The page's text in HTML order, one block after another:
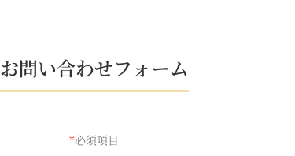
お問い合わせフォーム
*必須項目